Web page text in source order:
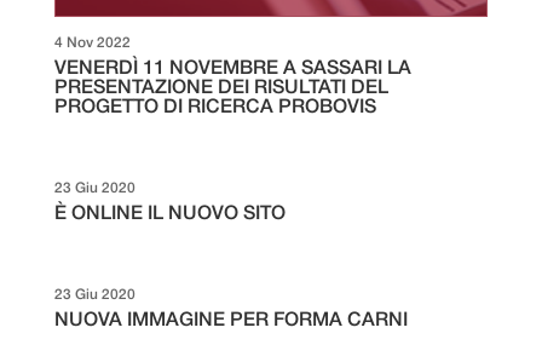
VENERDÌ 11 NOVEMBRE A SASSARI LA
PRESENTAZIONE DEI RISULTATI DEL
PROGETTO DI RICERCA PROBOVIS
4 Nov 2022
È ONLINE IL NUOVO SITO
23 Giu 2020
NUOVA IMMAGINE PER FORMA CARNI
23 Giu 2020